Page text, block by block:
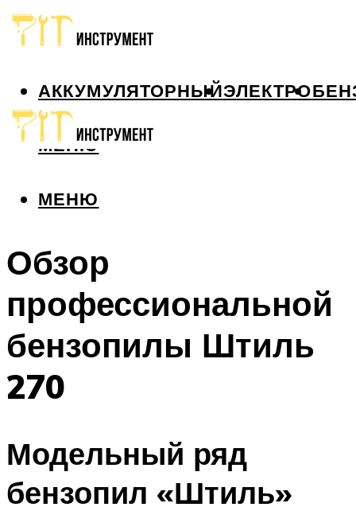
АККУМУЛЯТОРНЫЙЭЛЕКТРО
МЕНЮ
МЕНЮ
Обзор
профессиональной
бензопилы Штиль
270
Модельный ряд
бензопил «Штиль»